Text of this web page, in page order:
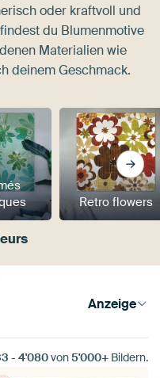
oder kraftvoll und
du Blumenmotive
Materialien wie
deinem Geschmack.
Retro flowers
Anzeige
- 4'080von5'000+ Bildern.